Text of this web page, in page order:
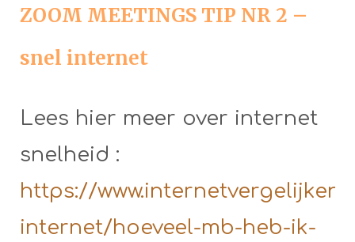
ZOOM MEETINGS TIP NR 2 –
snel internet
Lees hier meer over internet
snelheid :
https://
internet/hoeveel-mb-heb-ik-